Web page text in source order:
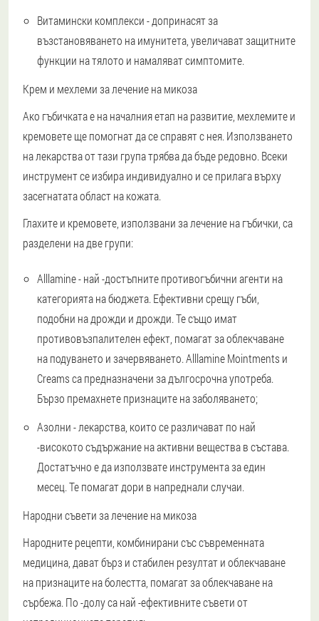
Витамински комплекси - допринасят за
възстановяването на имунитета, увеличават защитните
функции на тялото и намаляват симптомите.
Крем и мехлеми за лечение на микоза
Ако гъбичката е на началния етап на развитие, мехлемите и
кремовете ще помогнат да се справят с нея. Използването
на лекарства от тази група трябва да бъде редовно. Всеки
инструмент се избира индивидуално и се прилага върху
засегнатата област на кожата.
Глахите и кремовете, използвани за лечение на гъбички, са
разделени на две групи:
Alllamine - най -достъпните противогъбични агенти на
категорията на бюджета. Ефективни срещу гъби,
подобни на дрожди и дрожди. Те също имат
противовъзпалителен ефект, помагат за облекчаване
на подуването и зачервяването. Alllamine Mointments и
Creams са предназначени за дългосрочна употреба.
Бързо премахнете признаците на заболяването;
Азолни - лекарства, които се различават по най
-високото съдържание на активни вещества в състава.
Достатъчно е да използвате инструмента за един
месец. Те помагат дори в напреднали случаи.
Народни съвети за лечение на микоза
Народните рецепти, комбинирани със съвременната
медицина, дават бърз и стабилен резултат и облекчаване
на признаците на болестта, помагат за облекчаване на
сърбежа. По -долу са най -ефективните съвети от